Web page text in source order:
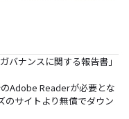
バナンスに関する報告書」